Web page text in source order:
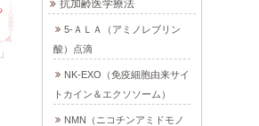
抗加齢医学療法
5-ＡＬＡ（アミノレブリン
酸）点滴
NK-EXO（免疫細胞由来サイ
トカイン＆エクソソーム）
NMN（ニコチンアミドモノ